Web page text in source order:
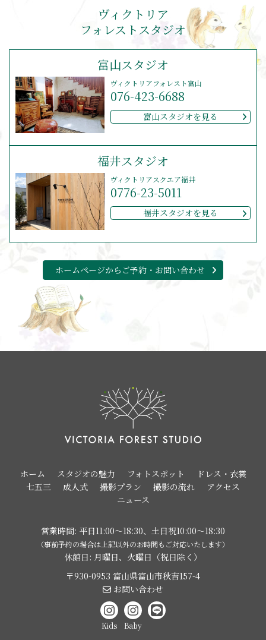
ヴィクトリア
フォレストスタジオ
富山スタジオ
ヴィクトリアフォレスト富山
076-423-6688
富山スタジオを見る
福井スタジオ
ヴィクトリアスクエア福井
0776-23-5011
福井スタジオを見る
ホームページからご予約・お問い合わせ
ホーム スタジオの魅力 フォトスポット
ドレス・衣裳
七五三
成人式 撮影プラン 撮影の流れ
アクセス
ニュース
営業時間: 平日11:00〜18:30、土日祝10:00〜18:30
（事前予約の場合は上記以外のお時間もご対応いたします）
休館日: 月曜日、火曜日（祝日除く）
〒930-0953 富山県富山市秋吉157-4
お問い合わせ
Kids Baby